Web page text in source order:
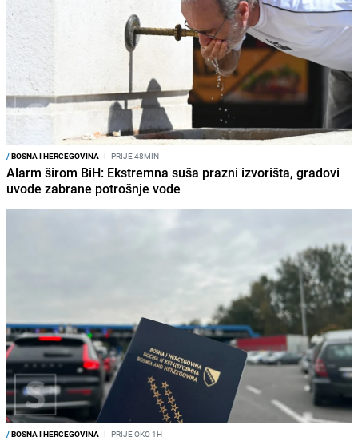
/BOSNA I HERCEGOVINA I PRIJE 48MIN
Alarm širom BiH: Ekstremna suša prazni izvorišta, gradovi
uvode zabrane potrošnje vode
/BOSNA I HERCEGOVINA I PRIJE OKO 1H